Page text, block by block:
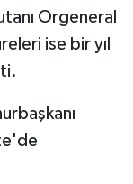
Orgeneral
ise bir yıl